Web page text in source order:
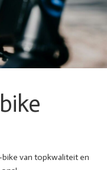
van topkwaliteit en